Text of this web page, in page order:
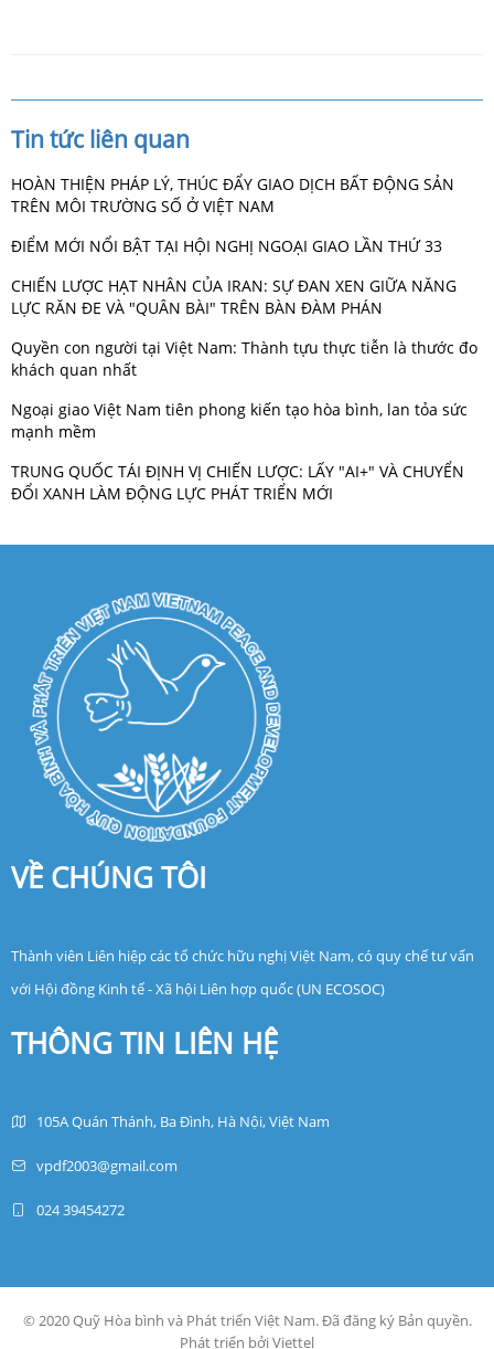
Tin tức liên quan
HOÀN THIỆN PHÁP LÝ, THÚC ĐẨY GIAO DỊCH BẤT ĐỘNG SẢN
TRÊN MÔI TRƯỜNG SỐ Ở VIỆT NAM
ĐIỂM MỚI NỔI BẬT TẠI HỘI NGHỊ NGOẠI GIAO LẦN THỨ 33
CHIẾN LƯỢC HẠT NHÂN CỦA IRAN: SỰ ĐAN XEN GIỮA NĂNG
LỰC RĂN ĐE VÀ "QUÂN BÀI" TRÊN BÀN ĐÀM PHÁN
Quyền con người tại Việt Nam: Thành tựu thực tiễn là thước đo
khách quan nhất
Ngoại giao Việt Nam tiên phong kiến tạo hòa bình, lan tỏa sức
mạnh mềm
TRUNG QUỐC TÁI ĐỊNH VỊ CHIẾN LƯỢC: LẤY "AI+" VÀ CHUYỂN
ĐỔI XANH LÀM ĐỘNG LỰC PHÁT TRIỂN MỚI
VỀ CHÚNG TÔI
Thành viên Liên hiệp các tổ chức hữu nghị Việt Nam, có quy chế tư vấn
với Hội đồng Kinh tế - Xã hội Liên hợp quốc (UN ECOSOC)
THÔNG TIN LIÊN HỆ
105A Quán Thánh, Ba Đình, Hà Nội, Việt Nam
vpdf2003@gmail.com
024 39454272
© 2020 Quỹ Hòa bình và Phát triển Việt Nam. Đã đăng ký Bản quyền.
Phát triển bởi Viettel